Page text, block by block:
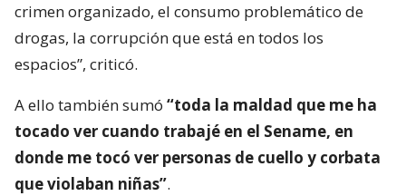
crimen organizado, el consumo problemático de
drogas, la corrupción que está en todos los
espacios”, criticó.
A ello también sumó “toda la maldad que me ha
tocado ver cuando trabajé en el Sename, en
donde me tocó ver personas de cuello y corbata
que violaban niñas”.